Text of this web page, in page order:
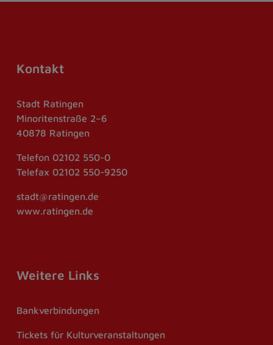
Kontakt
Stadt Ratingen
Minoritenstraße 2–6
40878 Ratingen
Telefon 02102 550-0
Telefax 02102 550-9250
stadt@ratingen.de
www.ratingen.de
Weitere Links
Bankverbindungen
Tickets für Kulturveranstaltungen